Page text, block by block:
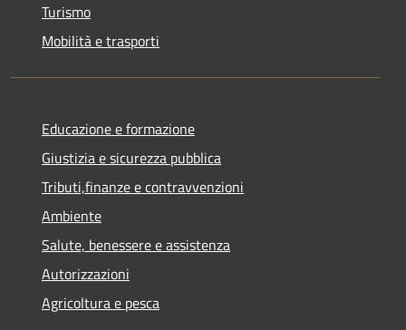
Turismo
Mobilità e trasporti
Educazione e formazione
Giustizia e sicurezza pubblica
Tributi,finanze e contravvenzioni
Ambiente
Salute, benessere e assistenza
Autorizzazioni
Agricoltura e pesca